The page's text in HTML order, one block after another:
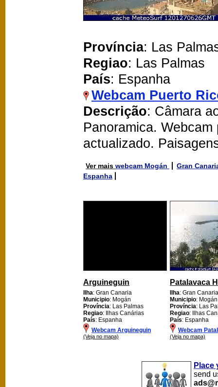
Província: Las
Regiao: Las Palmas
País: Espanha
Webcam Puerto
Descrição: Câmara
Panoramica.
actualizado.
Ver mais webcam Mogán
Gran
Espanha
Arguineguin
Ilha: Gran Canaria
Municipio: Mogán
Província: Las Palmas
Regiao: Ilhas Canárias
País: Espanha
Webcam Arguineguin
(Veja no mapa)
Patalavaca
Ilha: Gran Canaria
Municipio: Mogán
Província: Las
Regiao: Ilhas
País: Espanha
Webcam
(Veja no mapa)
Place
send